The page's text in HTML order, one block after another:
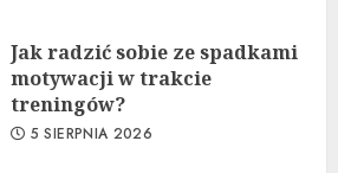
Jak radzić sobie ze spadkami
motywacji w trakcie
treningów?
5 SIERPNIA 2026